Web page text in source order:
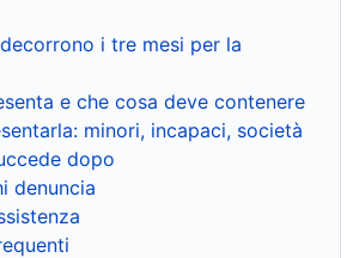
i tre mesi per la
e che cosa deve contenere
minori, incapaci, società
dopo
denuncia